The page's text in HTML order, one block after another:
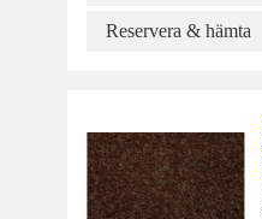
Reservera & hämta